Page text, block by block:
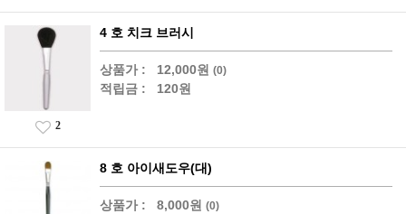
4 호 치크 브러시
상품가 : 12,000원 (0)
적립금 : 120원
2
8 호 아이새도우(대)
상품가 : 8,000원 (0)